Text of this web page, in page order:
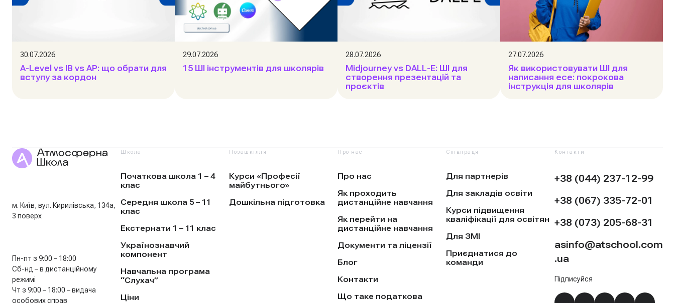
30.07.2026
A-Level vs IB vs AP: що обрати для
вступу за кордон
29.07.2026
15 ШІ інструментів для школярів
28.07.2026
Midjourney vs DALL-E: ШІ для
створення презентацій та
проєктів
27.07.2026
Як використовувати ШІ для
написання есе: покрокова
інструкція для школярів
м. Київ, вул. Кирилівська, 134а,
3 поверх
Пн-пт з 9:00 – 18:00
Сб-нд – в дистанційному
режимі
Чт з 9:00 – 18:00 – видача
особових справ
Школа
Початкова школа 1 – 4
клас
Середня школа 5 – 11
клас
Екстернати 1 – 11 клас
Українознавчий
компонент
Навчальна програма
“Слухач”
Ціни
Позашкілля
Курси «Професії
майбутнього»
Дошкільна підготовка
Про нас
Про нас
Як проходить
дистанційне навчання
Як перейти на
дистанційне навчання
Документи та ліцензії
Блог
Контакти
Що таке податкова
Співпраця
Для партнерів
Для закладів освіти
Курси підвищення
кваліфікації для освітян
Для ЗМІ
Приєднатися до
команди
Контакти
+38 (044) 237-12-99
+38 (067) 335-72-01
+38 (073) 205-68-31
asinfo@atschool.com
.ua
Підписуйся